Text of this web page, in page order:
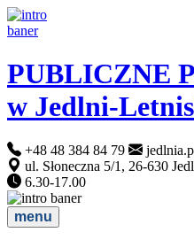
PUBLICZNE
w Jedlni-
+48 48 384 84 79
ul. Słoneczna 5/1, 26-630
6.30-17.00
menu